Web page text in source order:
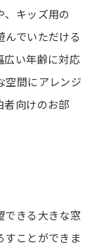
、キッズ用の
んでいただける
広い年齢に対応
空間にアレンジ
者向けのお部
できる大きな窓
すことができま